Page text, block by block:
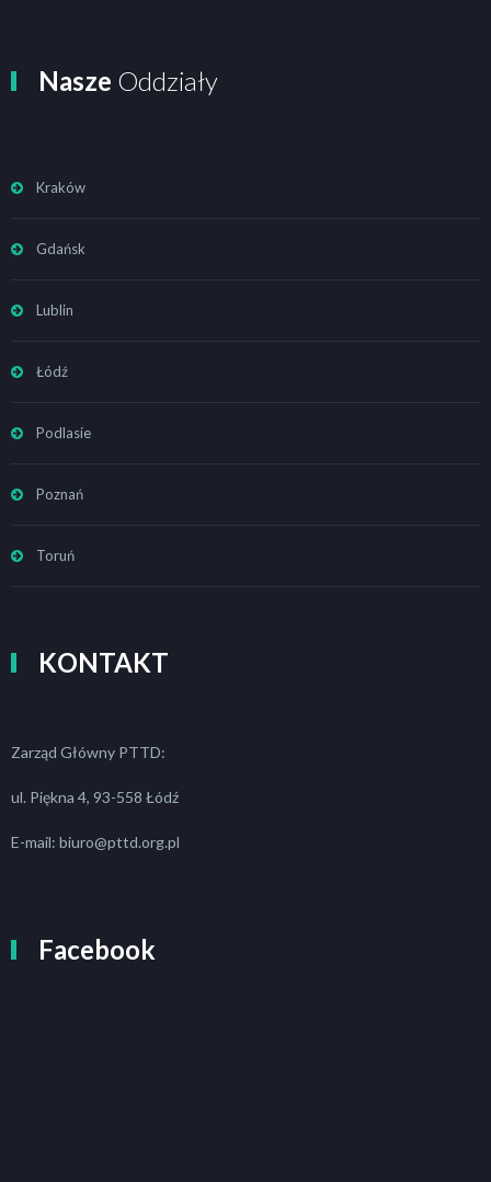
Nasze Oddziały
Kraków
Gdańsk
Lublin
Łódź
Podlasie
Poznań
Toruń
KONTAKT
Zarząd Główny PTTD:
ul. Piękna 4, 93-558 Łódź
E-mail: biuro@pttd.org.pl
Facebook